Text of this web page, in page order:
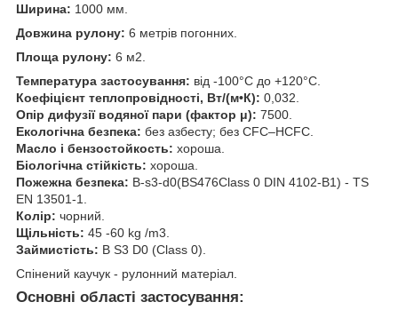
Ширина: 1000 мм.
Довжина рулону: 6 метрів погонних.
Площа рулону: 6 м2.
Температура застосування: від -100°C до +120°C.
Коефіцієнт теплопровідності, Вт/(м•К): 0,032.
Опір дифузії водяної пари (фактор μ): 7500.
Екологічна безпека: без азбесту; без CFC–HCFC.
Масло і бензостойкость: хороша.
Біологічна стійкість: хороша.
Пожежна безпека: B-s3-d0(BS476Class 0 DIN 4102-B1) - TS
EN 13501-1.
Колір: чорний.
Щільність: 45 -60 kg /m3.
Займистість: B S3 D0 (Class 0).
Спінений каучук - рулонний матеріал.
Основні області застосування: